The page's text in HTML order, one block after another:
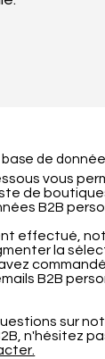
de
vous
de
B2B
effectué,
la
B2B
sur
n'hésitez